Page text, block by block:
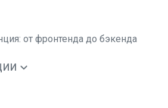
от фронтенда до бэкенда